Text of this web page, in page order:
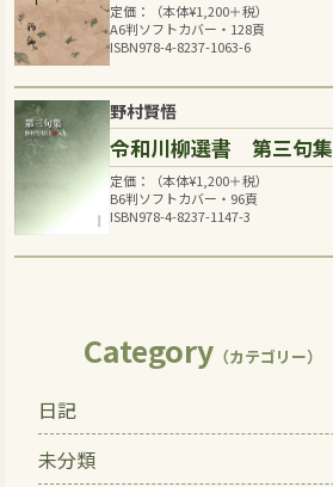
定価：（本体¥1,200＋税）
A6判ソフトカバー・128頁
ISBN978-4-8237-1063-6
野村賢悟
令和川柳選書 第三句集
定価：（本体¥1,200＋税）
B6判ソフトカバー・96頁
ISBN978-4-8237-1147-3
Category （カテゴリー）
日記
未分類